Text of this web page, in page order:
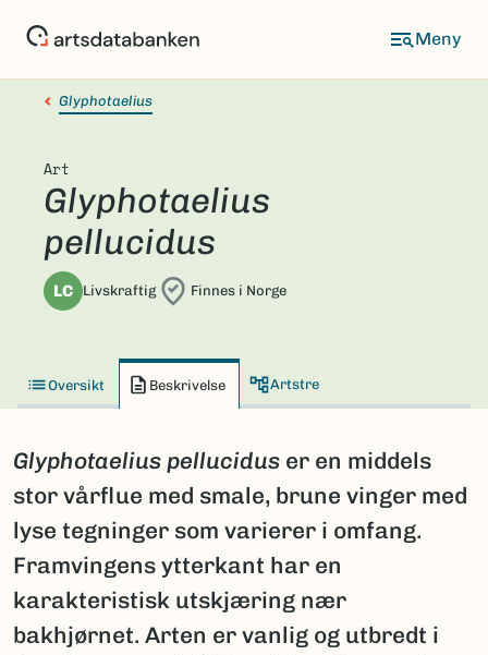
Glyphotaelius
Art
Glyphotaelius
pellucidus
LC Livskraftig Finnes i Norge
Oversikt Beskrivelse Artstre
Glyphotaelius pellucidus er en middels
stor vårflue med smale, brune vinger med
lyse tegninger som varierer i omfang.
Framvingens ytterkant har en
karakteristisk utskjæring nær
bakhjørnet. Arten er vanlig og utbredt i